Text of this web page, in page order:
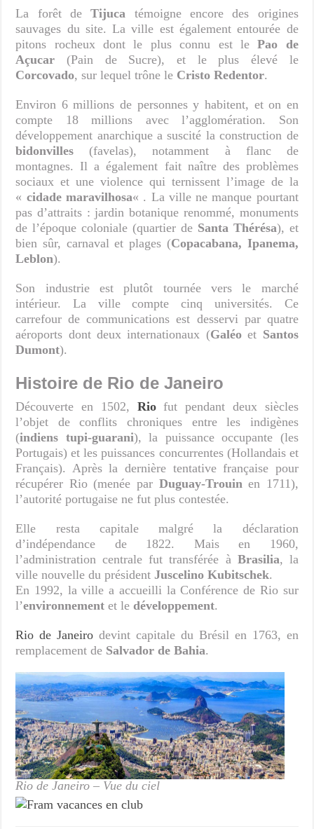
La forêt deTijuca témoigne encore des origines
sauvages du site. La ville est également entourée de
pitons rocheux dont le plus connu est lePao de
Açucar (Pain de Sucre), et le plus élevé le
Corcovado, sur lequel trône le Cristo Redentor.
Environ 6 millions de personnes y habitent, et on en
compte 18 millions avec l’agglomération. Son
développement anarchique a suscité la construction de
bidonvilles (favelas), notamment à flanc de
montagnes. Il a également fait naître des problèmes
sociaux et une violence qui ternissent l’image de la
« cidade maravilhosa« . La ville ne manque pourtant
pas d’attraits : jardin botanique renommé, monuments
de l’époque coloniale (quartier deSanta Thérésa), et
bien sûr, carnaval et plages (Copacabana, Ipanema,
Leblon).
Son industrie est plutôt tournée vers le marché
intérieur. La ville compte cinq universités. Ce
carrefour de communications est desservi par quatre
aéroports dont deux internationaux (Galéoet Santos
Dumont).
Histoire de Rio de Janeiro
Découverte en 1502, Riofut pendant deux siècles
l’objet de conflits chroniques entre les indigènes
(indiens tupi-guarani), la puissance occupante (les
Portugais) et les puissances concurrentes (Hollandais et
Français). Après la dernière tentative française pour
récupérer Rio (menée par Duguay-Trouin en 1711),
l’autorité portugaise ne fut plus contestée.
Elle resta capitale malgré la déclaration
d’indépendance de 1822. Mais en 1960,
l’administration centrale fut transférée à Brasilia, la
ville nouvelle du président Juscelino Kubitschek.
En 1992, la ville a accueilli la Conférence de Rio sur
l’environnement et le développement.
Rio de Janeirodevint capitale du Brésil en 1763, en
remplacement de Salvador de Bahia.
Rio de Janeiro – Vue du ciel